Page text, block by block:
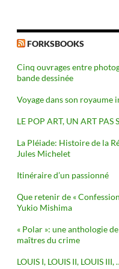
à l’assaut de la
FORKSBOOKS
Cinq ouvrages entre
bande dessinée
Voyage dans son royaume
LE POP ART, UN ART PAS
La Pléiade: Histoire de la
Jules Michelet
Itinéraire d’un passionné
Que retenir de «
Yukio Mishima
« Polar »: une anthologie
maîtres du crime
LOUIS I, LOUIS II, LOUIS